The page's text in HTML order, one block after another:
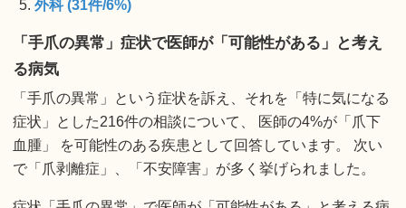
外科 (31件/6%)
「手爪の異常」症状で医師が「可能性がある」と考え
る病気
「手爪の異常」という症状を訴え、それを「特に気になる
症状」とした216件の相談について、 医師の4%が「爪下
血腫」 を可能性のある疾患として回答しています。 次い
で「爪剥離症」、「不安障害」が多く挙げられました。